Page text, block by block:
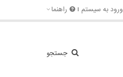
ورود به سیستم راهنما
جستجو